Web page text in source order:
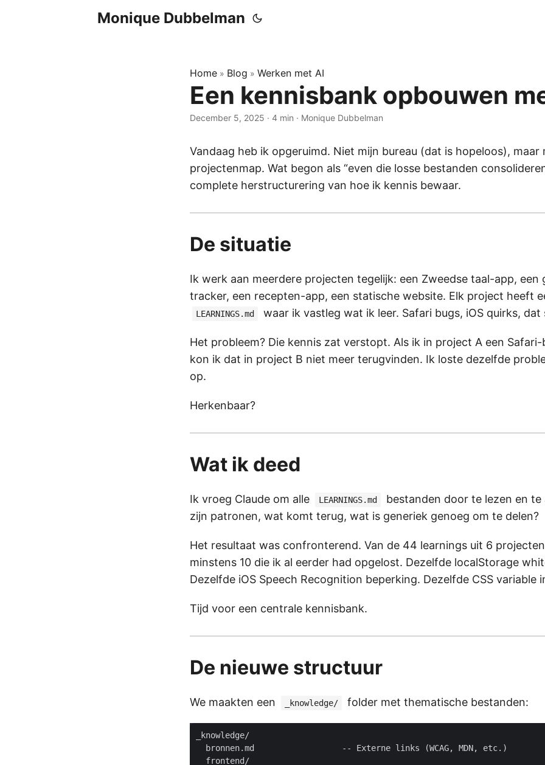
Monique Dubbelman
Home » Blog » Werken met AI
Een kennisbank opbouwen
December 5, 2025 · 4 min · Monique Dubbelman
Vandaag heb ik opgeruimd. Niet mijn bureau (dat is hopeloos), maar
projectenmap. Wat begon als “even die losse bestanden
complete herstructurering van hoe ik kennis bewaar.
De situatie
Ik werk aan meerdere projecten tegelijk: een Zweedse taal-app, een
tracker, een recepten-app, een statische website. Elk project heeft
LEARNINGS.md waar ik vastleg wat ik leer. Safari bugs, iOS quirks,
Het probleem? Die kennis zat verstopt. Als ik in project A een
kon ik dat in project B niet meer terugvinden. Ik loste dezelfde
op.
Herkenbaar?
Wat ik deed
Ik vroeg Claude om alle LEARNINGS.md
bestanden door te lezen en te
zijn patronen, wat komt terug, wat is generiek genoeg om te delen?
Het resultaat was confronterend. Van de 44 learnings uit 6
minstens 10 die ik al eerder had opgelost. Dezelfde localStorage
Dezelfde iOS Speech Recognition beperking. Dezelfde CSS variable
Tijd voor een centrale kennisbank.
De nieuwe structuur
We maakten een _knowledge/ folder met thematische bestanden: